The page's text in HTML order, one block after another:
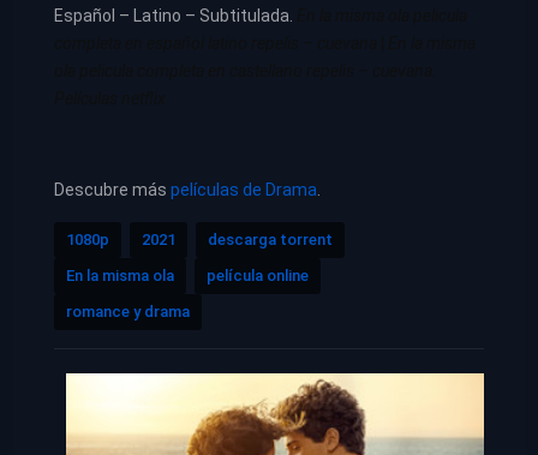
Español – Latino – Subtitulada.
Descubre más películas de Drama
1080p 2021
descarga torrent
En la misma ola
película online
romance y drama